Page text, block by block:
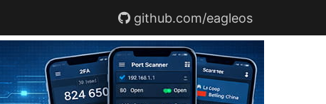
github.com/eagleos